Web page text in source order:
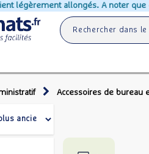
A noter que certains
Accessoires de bureau